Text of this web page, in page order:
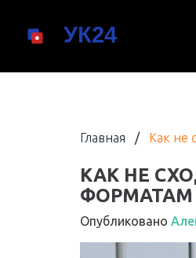
Главная / Как не
КАК НЕ
Опубликовано